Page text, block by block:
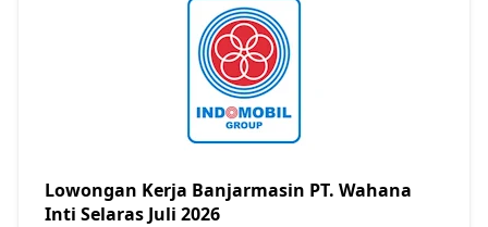
Lowongan Kerja Banjarmasin PT. Wahana
Inti Selaras Juli 2026